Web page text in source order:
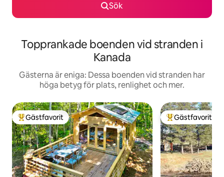
Sök
Topprankade boenden vid stranden i
Kanada
Gästerna är eniga: Dessa boenden vid stranden har
höga betyg för plats, renlighet och mer.
Populär gästfavorit
Gästfavorit Populär
Gästfavorit